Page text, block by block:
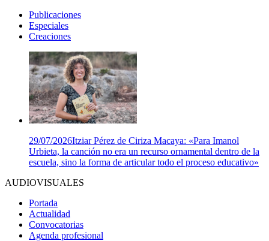
Publicaciones
Especiales
Creaciones
29/07/2026Itziar Pérez de Ciriza Macaya: «Para Imanol
Urbieta, la canción no era un recurso ornamental dentro de la
escuela, sino la forma de articular todo el proceso educativo»
AUDIOVISUALES
Portada
Actualidad
Convocatorias
Agenda profesional